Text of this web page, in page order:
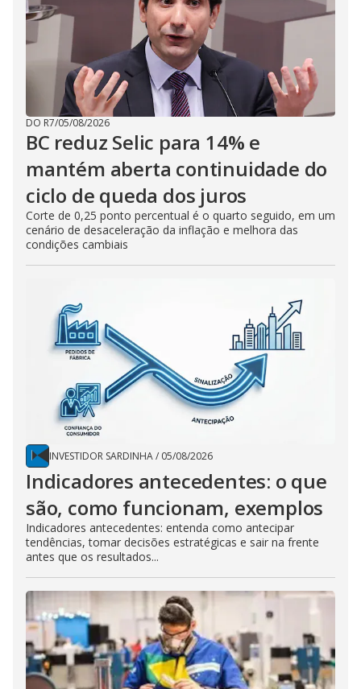
DO R7/05/08/2026
BC reduz Selic para 14% e
mantém aberta continuidade do
ciclo de queda dos juros
Corte de 0,25 ponto percentual é o quarto seguido, em um
cenário de desaceleração da inflação e melhora das
condições cambiais
INVESTIDOR SARDINHA/ 05/08/2026
Indicadores antecedentes: o que
são, como funcionam, exemplos
Indicadores antecedentes: entenda como antecipar
tendências, tomar decisões estratégicas e sair na frente
antes que os resultados...